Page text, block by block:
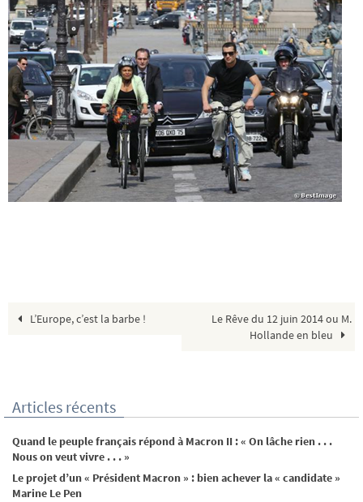
L’Europe, c’est la barbe !
Le Rêve du 12 juin 2014 ou M.
Hollande en bleu
Articles récents
Quand le peuple français répond à Macron II : « On lâche rien . . .
Nous on veut vivre . . . »
Le projet d’un « Président Macron » : bien achever la « candidate »
Marine Le Pen